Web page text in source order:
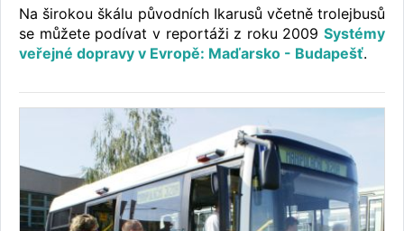
Na širokou škálu původních Ikarusů včetně trolejbusů
se můžete podívat v reportáži z roku 2009 Systémy
veřejné dopravy v Evropě: Maďarsko - Budapešť.